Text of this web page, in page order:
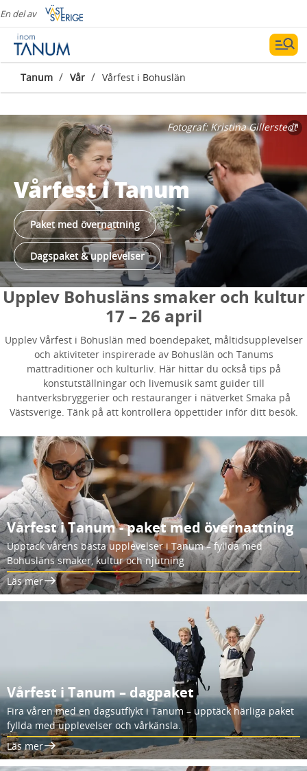
En del av
Tanum / Vår / Vårfest i Bohuslän
Vårfest i Tanum
Paket med övernattning
Dagspaket & upplevelser
Fotograf:Kristina Gillerstedt
Upplev Bohusläns smaker och kultur
17 – 26 april
Upplev Vårfest i Bohuslän med boendepaket, måltidsupplevelser
och aktiviteter inspirerade av Bohuslän och Tanums
mattraditioner och kulturliv. Här hittar du också tips på
konstutställningar och livemusik samt guider till
hantverksbryggerier och restauranger i nätverket Smaka på
Västsverige. Tänk på att kontrollera öppettider inför ditt besök.
Vårfest i Tanum - paket med övernattning
Upptäck vårens bästa upplevelser i Tanum – fyllda med
Bohusläns smaker, kultur och njutning
Läs mer
Vårfest i Tanum – dagpaket
Fira våren med en dagsutflykt i Tanum – upptäck härliga paket
fyllda med upplevelser och vårkänsla.
Läs mer